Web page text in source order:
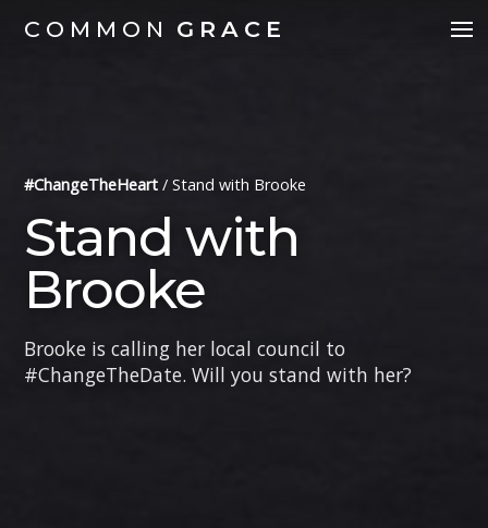
COMMON GRACE
#ChangeTheHeart /Stand with Brooke
Stand with
Brooke
Brooke is calling her local council to
#ChangeTheDate. Will you stand with her?